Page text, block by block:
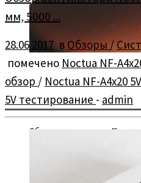
Обзор и тестирование 40 мм
мм, 5000 ...
28.06.2017в Обзоры/
помечено Noctua NF-
обзор / Noctua NF-A4x20
5V тестирование - admin